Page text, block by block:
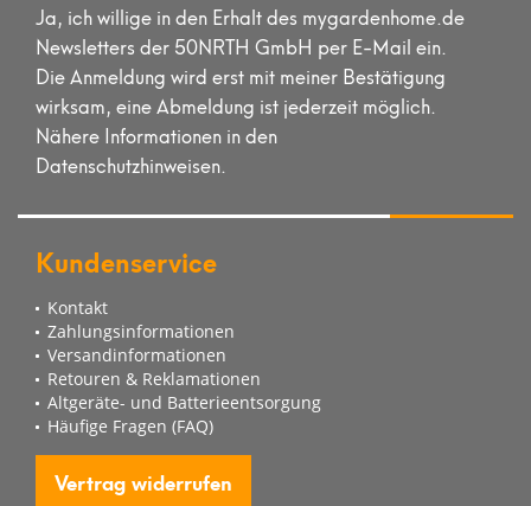
Ja, ich willige in den Erhalt des mygardenhome.de
Newsletters der 50NRTH GmbH per E-Mail ein.
Die Anmeldung wird erst mit meiner Bestätigung
wirksam, eine Abmeldung ist jederzeit möglich.
Nähere Informationen in den
Datenschutzhinweisen.
Kundenservice
Kontakt
Zahlungsinformationen
Versandinformationen
Retouren & Reklamationen
Altgeräte- und Batterieentsorgung
Häufige Fragen (FAQ)
Vertrag widerrufen